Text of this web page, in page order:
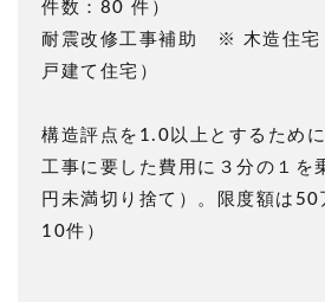
件数：80 件）
耐震改修工事補助 ※ 木造住宅
戸建て住宅）
構造評点を1.0以上とするため
工事に要した費用に３分の１を
円未満切り捨て）。限度額は50
10件）